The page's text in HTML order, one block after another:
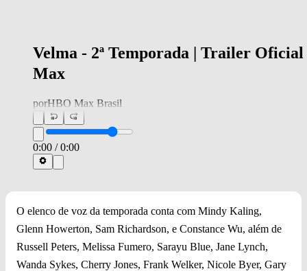
Velma - 2ª Temporada | Trailer Oficial
Max
porHBO Max Brasil
0:00 /0:00
O elenco de voz da temporada conta com Mindy Kaling,
Glenn Howerton, Sam Richardson, e Constance Wu, além de
Russell Peters, Melissa Fumero, Sarayu Blue, Jane Lynch,
Wanda Sykes, Cherry Jones, Frank Welker, Nicole Byer, Gary